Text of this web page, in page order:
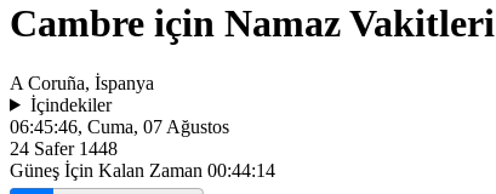
Cambre için Namaz Vakitleri
A Coruña, İspanya
İçindekiler
06:45:46, Cuma, 07 Ağustos
24 Safer 1448
Güneş İçin Kalan Zaman 00:44:14